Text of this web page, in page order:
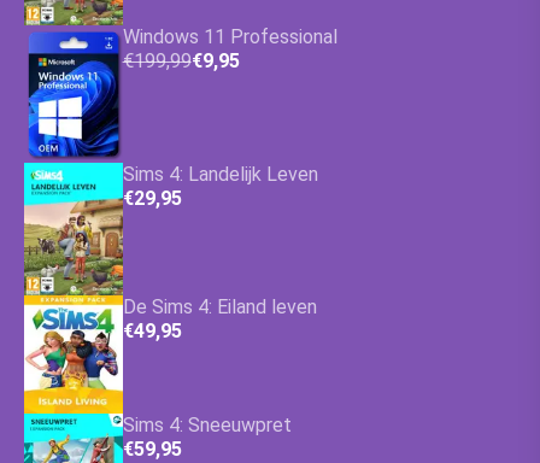
Windows 11 Professional
€199,99€9,95
Sims 4: Landelijk Leven
€29,95
De Sims 4: Eiland leven
€49,95
Sims 4: Sneeuwpret
€59,95